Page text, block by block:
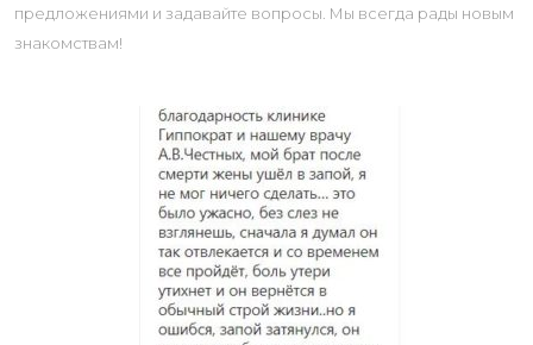
предложениями и задавайте вопросы. Мы всегда рады новым
знакомствам!